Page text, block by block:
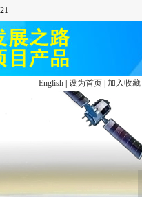
English| 设为首页| 加入收藏|